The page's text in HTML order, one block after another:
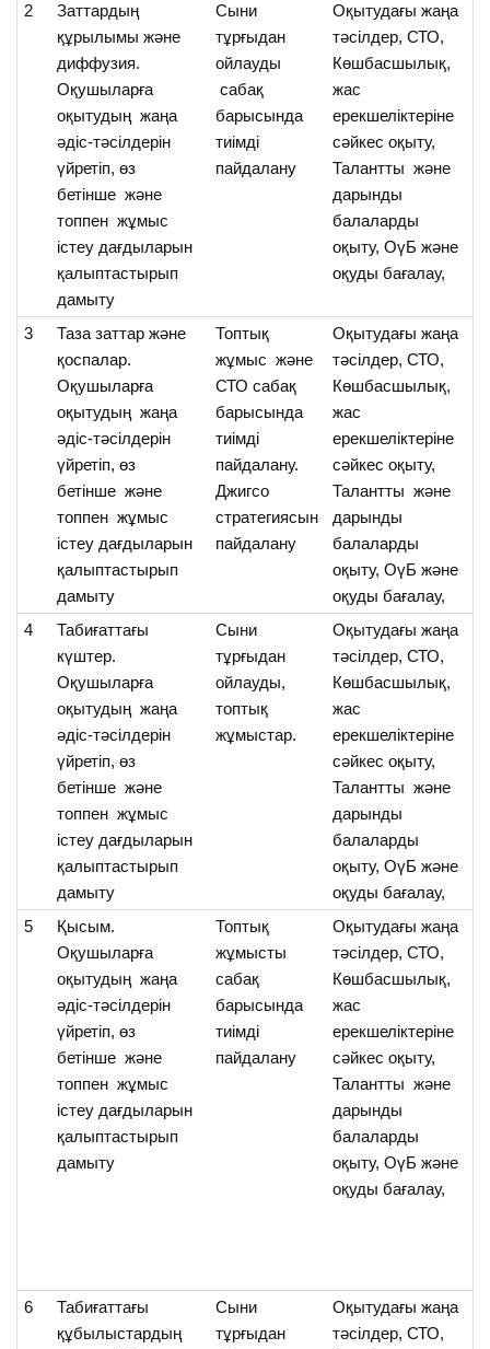
2
Заттардың
құрылымы және
диффузия.
Оқушыларға
оқытудың жаңа
әдіс-тәсілдерін
үйретіп, өз
бетінше және
топпен жұмыс
істеу дағдыларын
қалыптастырып
дамыту
Cыни
тұрғыдан
ойлауды
сабақ
барысында
тиімді
пайдалану
Оқытудағы жаңа
тәсілдер, СТО,
Көшбасшылық,
жас
ерекшеліктеріне
сәйкес оқыту,
Талантты және
дарынды
балаларды
оқыту, ОүБ және
оқуды бағалау,
3
Таза заттар және
қоспалар.
Оқушыларға
оқытудың жаңа
әдіс-тәсілдерін
үйретіп, өз
бетінше және
топпен жұмыс
істеу дағдыларын
қалыптастырып
дамыту
Топтық
жұмыс және
СТО сабақ
барысында
тиімді
пайдалану.
Джигсо
стратегиясын
пайдалану
Оқытудағы жаңа
тәсілдер, СТО,
Көшбасшылық,
жас
ерекшеліктеріне
сәйкес оқыту,
Талантты және
дарынды
балаларды
оқыту, ОүБ және
оқуды бағалау,
4
Табиғаттағы
күштер.
Оқушыларға
оқытудың жаңа
әдіс-тәсілдерін
үйретіп, өз
бетінше және
топпен жұмыс
істеу дағдыларын
қалыптастырып
дамыту
Сыни
тұрғыдан
ойлауды,
топтық
жұмыстар.
Оқытудағы жаңа
тәсілдер, СТО,
Көшбасшылық,
жас
ерекшеліктеріне
сәйкес оқыту,
Талантты және
дарынды
балаларды
оқыту, ОүБ және
оқуды бағалау,
5
Қысым.
Оқушыларға
оқытудың жаңа
әдіс-тәсілдерін
үйретіп, өз
бетінше және
топпен жұмыс
істеу дағдыларын
қалыптастырып
дамыту
Топтық
жұмысты
сабақ
барысында
тиімді
пайдалану
Оқытудағы жаңа
тәсілдер, СТО,
Көшбасшылық,
жас
ерекшеліктеріне
сәйкес оқыту,
Талантты және
дарынды
балаларды
оқыту, ОүБ және
оқуды бағалау,
6
Табиғаттағы
құбылыстардың
Cыни
тұрғыдан
Оқытудағы жаңа
тәсілдер, СТО,